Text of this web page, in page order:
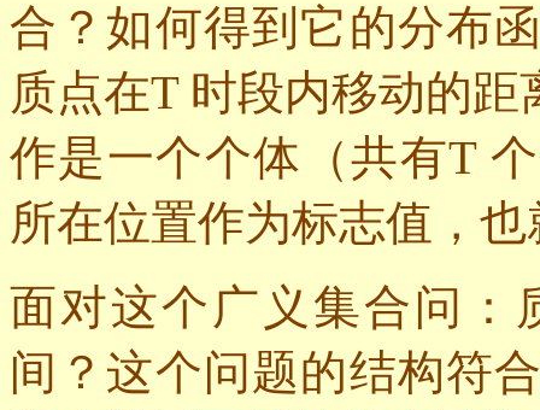
合？如何得到它的分布
质点在T 时段内移动的距
作是一个个体（共有T
所在位置作为标志值，
面对这个广义集合问：
间？这个问题的结构符